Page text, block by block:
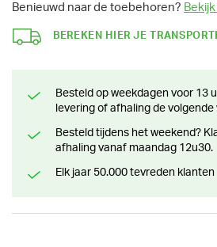
Benieuwd naar de toebehoren?
BEREKEN HIER JE
Besteld op weekdagen voor 13 uur? Klaar voor
levering of afhaling de volgende
Besteld tijdens het weekend? Klaar voor levering of
afhaling vanaf maandag 12u30.
Elk jaar 50.000 tevreden klanten